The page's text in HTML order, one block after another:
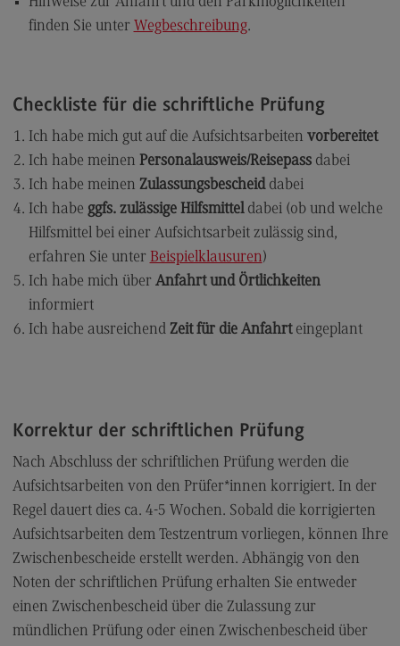
Dokumente
Datenschutzerklärung
Links
ZHL – Zentrum für Hochschuldidaktik und
Lebenslanges Lernen
(External link)
DHBW CAS
(External link)
DHBW Präsidium
(External link)
finden Sie unter Wegbeschreibung.
Checkliste für die schriftliche Prüfung
Ich habe mich gut auf die Aufsichtsarbeiten vorbereitet
Ich habe meinen Personalausweis/Reisepassdabei
Ich habe meinen Zulassungsbescheiddabei
Ich habe ggfs. zulässige Hilfsmitteldabei (ob und welche
Hilfsmittel bei einer Aufsichtsarbeit zulässig sind,
erfahren Sie unter Beispielklausuren)
Ich habe mich über Anfahrt und Örtlichkeiten
informiert
Ich habe ausreichend Zeit für die Anfahrteingeplant
Korrektur der schriftlichen Prüfung
Nach Abschluss der schriftlichen Prüfung werden die
Aufsichtsarbeiten von den Prüfer*innen korrigiert. In der
Regel dauert dies ca. 4-5 Wochen. Sobald die korrigierten
Aufsichtsarbeiten dem Testzentrum vorliegen, können Ihre
Zwischenbescheide erstellt werden. Abhängig von den
Noten der schriftlichen Prüfung erhalten Sie entweder
einen Zwischenbescheid über die Zulassung zur
mündlichen Prüfung oder einen Zwischenbescheid über